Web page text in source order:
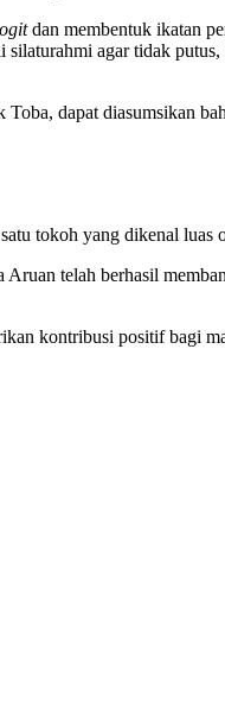
dan membentuk ikatan
agar tidak
dapat diasumsikan
tokoh yang dikenal luas
telah berhasil
kontribusi positif bagi